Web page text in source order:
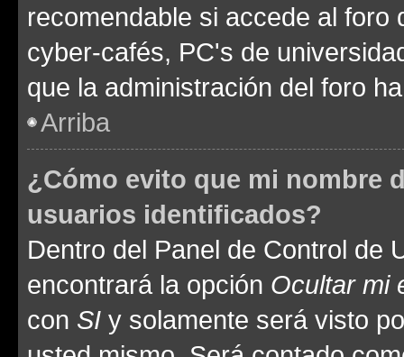
recomendable si accede al foro
cyber-cafés, PC's de
que la administración del foro
Arriba
¿Cómo evito que mi nombre
usuarios identificados?
Dentro del Panel de Control de
encontrará la opción Ocultar mi
con SI y solamente será visto